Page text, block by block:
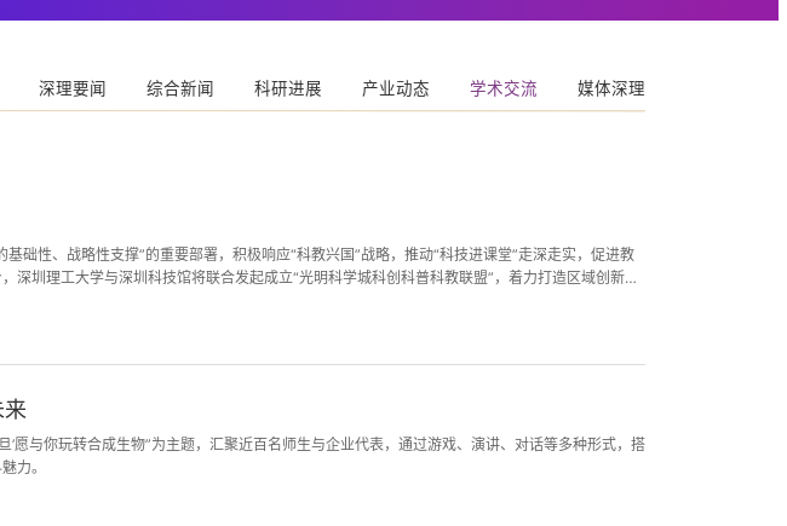
深理要闻 综合新闻 科研进展 产业动态 学术交流 媒体深理
础性、战略性支撑”的重要部署，积极响应“科教兴国”战略，推动“科技进课堂”走深走实，促进教
圳理工大学与深圳科技馆将联合发起成立“光明科学城科创科普科教联盟”，着力打造区域创新联
来
愿与你玩转合成生物”为主题，汇聚近百名师生与企业代表，通过游戏、演讲、对话等多种形式，搭
力。